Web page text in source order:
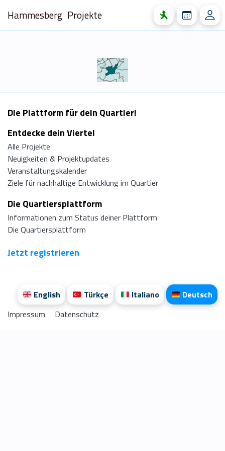
Hammesberg Projekte
Die Plattform für dein Quartier!
Entdecke dein Viertel
Alle Projekte
Neuigkeiten & Projektupdates
Veranstaltungskalender
Ziele für nachhaltige Entwicklung im Quartier
Die Quartiersplattform
Informationen zum Status deiner Plattform
Die Quartiersplattform
Jetzt registrieren
Impressum Datenschutz
English Türkçe Italiano Deutsch